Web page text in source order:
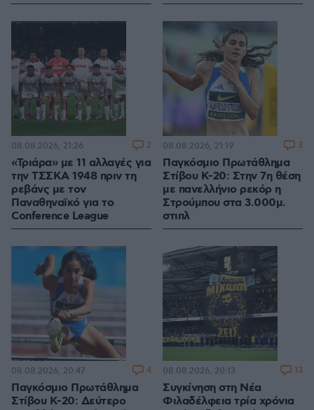
«Τριάρα» με 11 αλλαγές για
την ΤΣΣΚΑ 1948 πριν τη
ρεβάνς με τον
Παναθηναϊκό για το
Conference League
08.08.2026, 21:26 2
Παγκόσμιο Πρωτάθλημα
Στίβου Κ-20: Στην 7η θέση
με πανελλήνιο ρεκόρ η
Στρούμπου στα 3.000μ.
στιπλ
08.08.2026, 21:19 3
Παγκόσμιο Πρωτάθλημα
Στίβου Κ-20: Δεύτερο
08.08.2026, 20:47 4
Συγκίνηση στη Νέα
Φιλαδέλφεια τρία χρόνια
08.08.2026, 20:13 13